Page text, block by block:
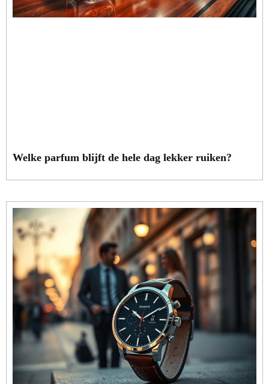
Welke parfum blijft de hele dag lekker ruiken?